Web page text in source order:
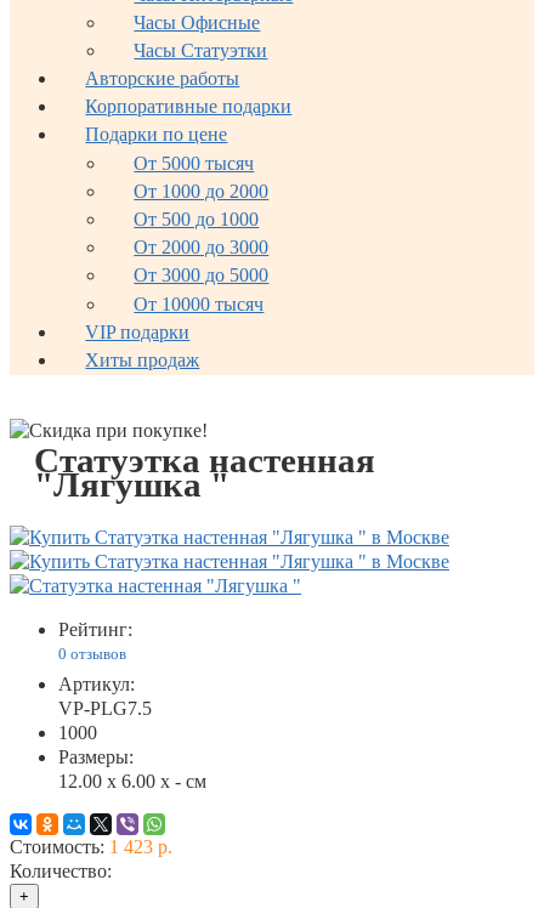
Часы Офисные
Часы Статуэтки
Авторские работы
Корпоративные подарки
Подарки по цене
От 5000 тысяч
От 1000 до 2000
От 500 до 1000
От 2000 до 3000
От 3000 до 5000
От 10000 тысяч
VIP подарки
Хиты продаж
Статуэтка настенная
"Лягушка "
Рейтинг:
0 отзывов
Артикул:
VP-PLG7.5
1000
Размеры:
12.00 x 6.00 x - см
Стоимость: 1 423 р.
Количество:
+